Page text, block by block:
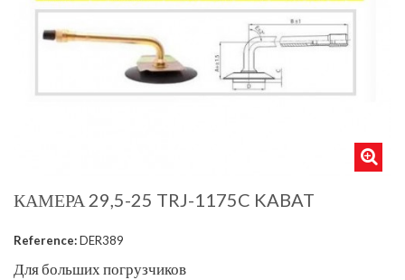
КАМЕРА 29,5-25 TRJ-1175C KABAT
Reference:DER389
Для больших погрузчиков